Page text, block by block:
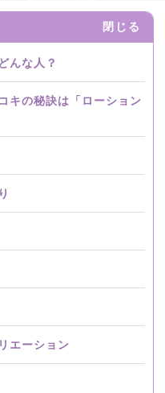
閉じる
んな人？
キの秘訣は「ローション
エーション